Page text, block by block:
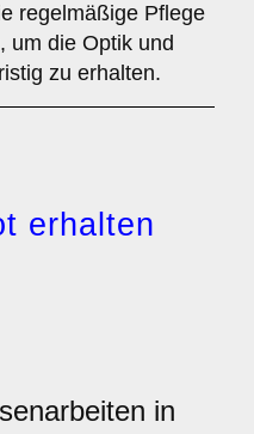
regelmäßige Pflege
um die Optik und
zu erhalten.
erhalten
in